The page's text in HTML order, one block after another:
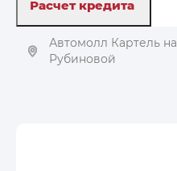
Расчет кредита
Автомолл Картель на
Рубиновой